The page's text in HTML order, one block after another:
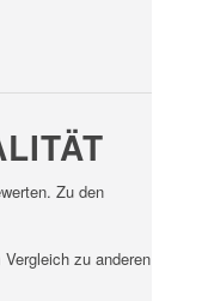
Zu den
zu anderen